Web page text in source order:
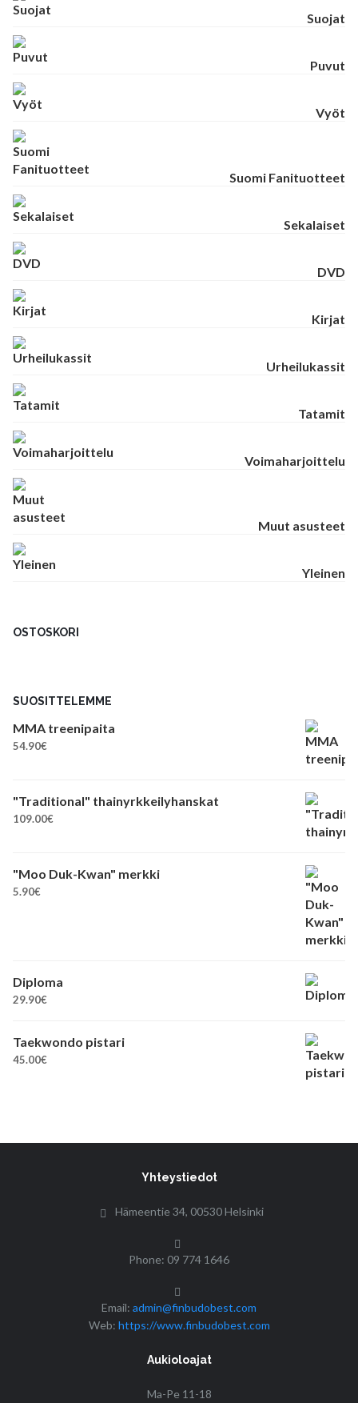
Suojat
Puvut
Vyöt
Suomi Fanituotteet
Sekalaiset
DVD
Kirjat
Urheilukassit
Tatamit
Voimaharjoittelu
Muut asusteet
Yleinen
OSTOSKORI
SUOSITTELEMME
MMA treenipaita
54.90€
"Traditional" thainyrkkeilyhanskat
109.00€
"Moo Duk-Kwan" merkki
5.90€
Diploma
29.90€
Taekwondo pistari
45.00€
Yhteystiedot
Hämeentie 34, 00530 Helsinki
Phone: 09 774 1646
Email: admin@finbudobest.com
Web: https://www.finbudobest.com
Aukioloajat
Ma-Pe 11-18